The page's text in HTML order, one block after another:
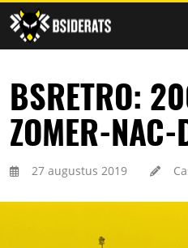
BSRETRO:
ZOMER-
27 augustus 2019